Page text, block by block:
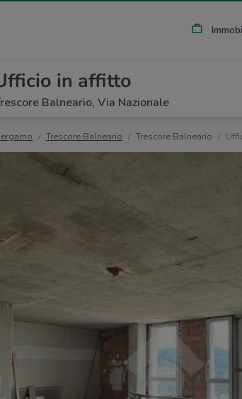
in affitto
Balneario, Via Nazionale
Trescore Balneario Trescore Balneario